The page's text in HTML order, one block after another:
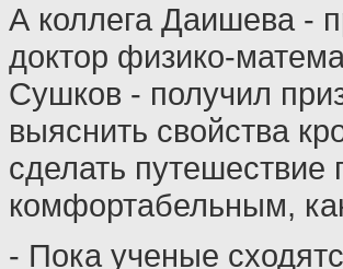
А коллега Даишева -
доктор физико-
Сушков - получил
выяснить свойства
сделать
комфортабельным,
- Пока ученые